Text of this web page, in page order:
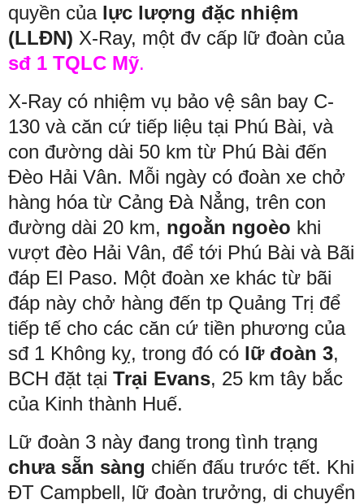
quyền của lực lượng đặc nhiệm
(LLĐN) X-Ray, một đv cấp lữ đoàn của
sđ 1 TQLC Mỹ.
X-Ray có nhiệm vụ bảo vệ sân bay C-
130 và căn cứ tiếp liệu tại Phú Bài, và
con đường dài 50 km từ Phú Bài đến
Đèo Hải Vân. Mỗi ngày có đoàn xe chở
hàng hóa từ Cảng Đà Nẳng, trên con
đường dài 20 km, ngoằn ngoèo khi
vượt đèo Hải Vân, để tới Phú Bài và Bãi
đáp El Paso. Một đoàn xe khác từ bãi
đáp này chở hàng đến tp Quảng Trị để
tiếp tế cho các căn cứ tiền phương của
sđ 1 Không kỵ, trong đó có lữ đoàn 3,
BCH đặt tại Trại Evans, 25 km tây bắc
của Kinh thành Huế.
Lữ đoàn 3 này đang trong tình trạng
chưa sẵn sàng chiến đấu trước tết. Khi
ĐT Campbell, lữ đoàn trưởng, di chuyển